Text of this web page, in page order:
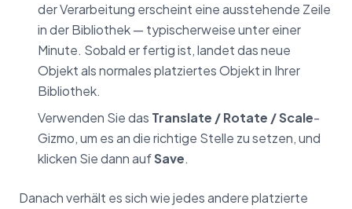
der Verarbeitung erscheint eine ausstehende Zeile
in der Bibliothek — typischerweise unter einer
Minute. Sobald er fertig ist, landet das neue
Objekt als normales platziertes Objekt in Ihrer
Bibliothek.
Verwenden Sie das Translate / Rotate / Scale-
Gizmo, um es an die richtige Stelle zu setzen, und
klicken Sie dann aufSave.
Danach verhält es sich wie jedes andere platzierte